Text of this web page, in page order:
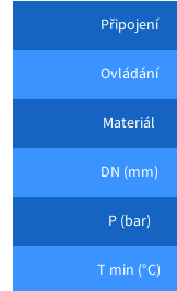
Připojení
Ovládání
Materiál
DN (mm)
P (bar)
T min (°C)